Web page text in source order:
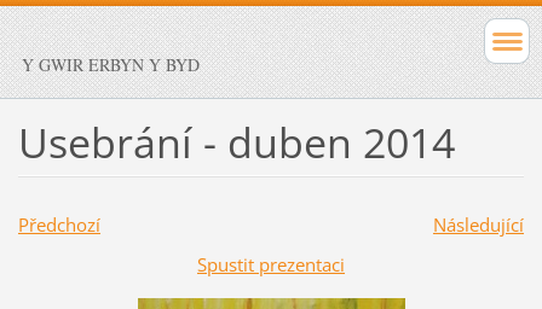
Y GWIR ERBYN Y BYD
Usebrání - duben 2014
Předchozí
Následující
Spustit prezentaci